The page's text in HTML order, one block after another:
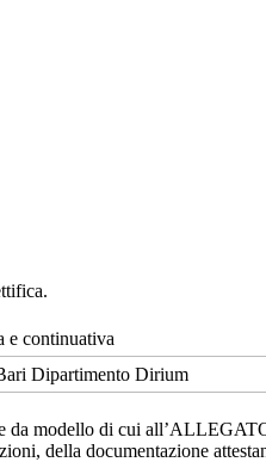
e continuativa
Dipartimento Dirium
da modello di cui
della documentazione